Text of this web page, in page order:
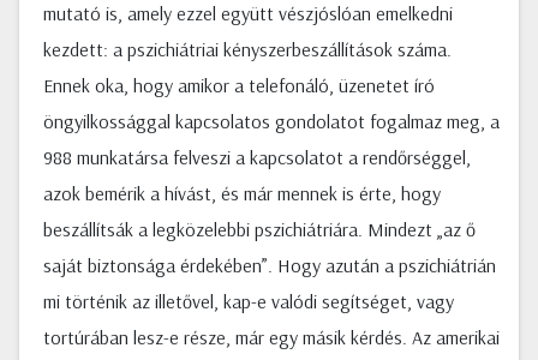
mutató is, amely ezzel együtt vészjóslóan emelkedni
kezdett: a pszichiátriai kényszerbeszállítások száma.
Ennek oka, hogy amikor a telefonáló, üzenetet író
öngyilkossággal kapcsolatos gondolatot fogalmaz meg, a
988 munkatársa felveszi a kapcsolatot a rendőrséggel,
azok bemérik a hívást, és már mennek is érte, hogy
beszállítsák a legközelebbi pszichiátriára. Mindezt „az ő
saját biztonsága érdekében”. Hogy azután a pszichiátrián
mi történik az illetővel, kap-e valódi segítséget, vagy
tortúrában lesz-e része, már egy másik kérdés. Az amerikai